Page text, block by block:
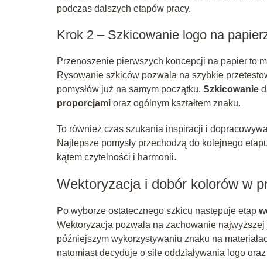
podczas dalszych etapów pracy.
Krok 2 – Szkicowanie logo na
Przenoszenie pierwszych koncepcji na papier to
Rysowanie szkiców pozwala na szybkie
pomysłów już na samym początku. Szkicowanie
proporcjami oraz ogólnym kształtem znaku.
To również czas szukania inspiracji i
Najlepsze pomysły przechodzą do kolejnego
kątem czytelności i harmonii.
Wektoryzacja i dobór kolorów w
Po wyborze ostatecznego szkicu następuje etap
Wektoryzacja pozwala na zachowanie
późniejszym wykorzystywaniu znaku na
natomiast decyduje o sile oddziaływania logo